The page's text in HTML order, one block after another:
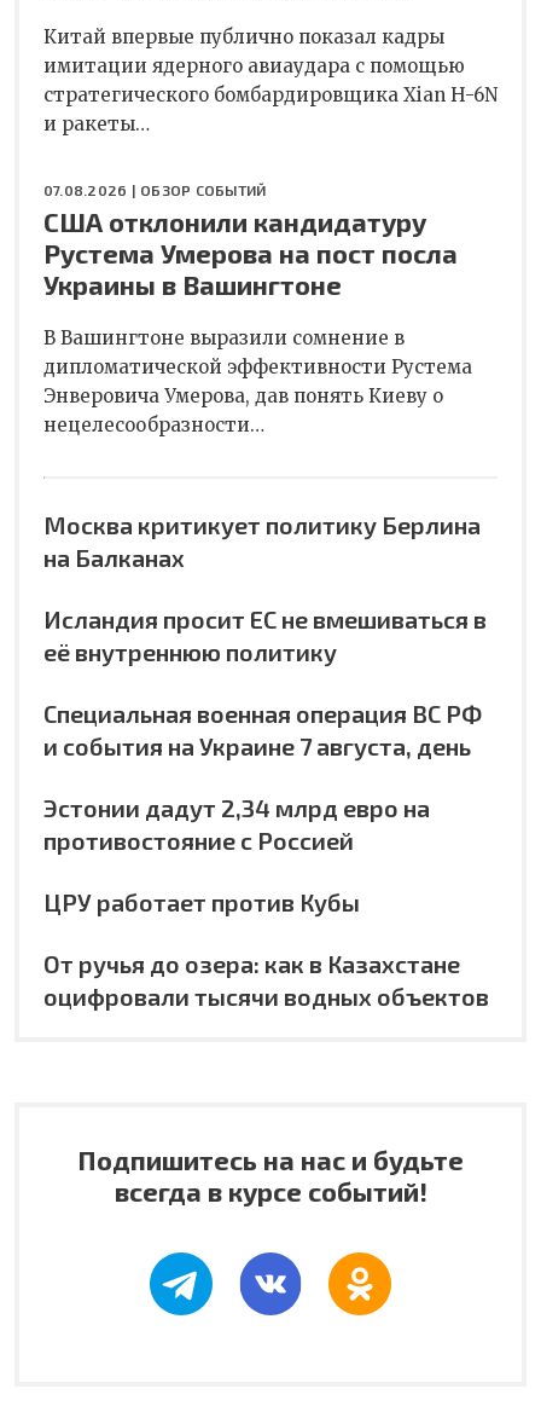
Китай впервые публично показал кадры
имитации ядерного авиаудара с помощью
стратегического бомбардировщика Xian H-6N
и ракеты…
07.08.2026 | ОБЗОР СОБЫТИЙ
США отклонили кандидатуру
Рустема Умерова на пост посла
Украины в Вашингтоне
В Вашингтоне выразили сомнение в
дипломатической эффективности Рустема
Энверовича Умерова, дав понять Киеву о
нецелесообразности…
Москва критикует политику Берлина
на Балканах
Исландия просит ЕС не вмешиваться в
её внутреннюю политику
Специальная военная операция ВС РФ
и события на Украине 7 августа, день
Эстонии дадут 2,34 млрд евро на
противостояние с Россией
ЦРУ работает против Кубы
От ручья до озера: как в Казахстане
оцифровали тысячи водных объектов
Подпишитесь на нас и будьте
всегда в курсе событий!